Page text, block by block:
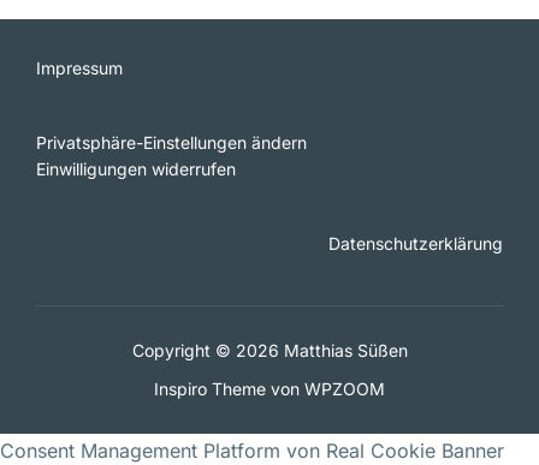
Impressum
Privatsphäre-Einstellungen ändern
Einwilligungen widerrufen
Datenschutzerklärung
Copyright © 2026 Matthias Süßen
Inspiro Theme von WPZOOM
Consent Management Platform von Real Cookie Banner